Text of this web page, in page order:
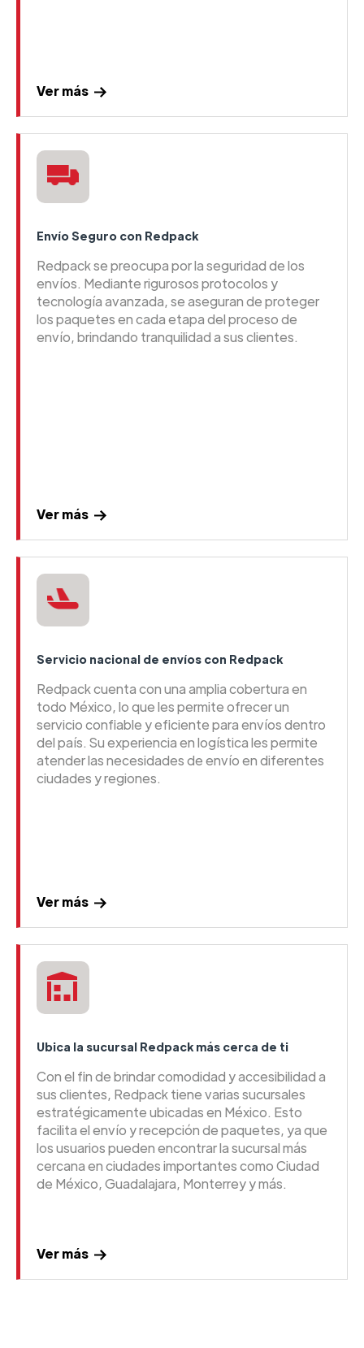
Ver más
Envío Seguro con Redpack
Redpack se preocupa por la seguridad de los
envíos. Mediante rigurosos protocolos y
tecnología avanzada, se aseguran de proteger
los paquetes en cada etapa del proceso de
envío, brindando tranquilidad a sus clientes.
Ver más
Servicio nacional de envíos con Redpack
Redpack cuenta con una amplia cobertura en
todo México, lo que les permite ofrecer un
servicio confiable y eficiente para envíos dentro
del país. Su experiencia en logística les permite
atender las necesidades de envío en diferentes
ciudades y regiones.
Ver más
Ubica la sucursal Redpack más cerca de ti
Con el fin de brindar comodidad y accesibilidad a
sus clientes, Redpack tiene varias sucursales
estratégicamente ubicadas en México. Esto
facilita el envío y recepción de paquetes, ya que
los usuarios pueden encontrar la sucursal más
cercana en ciudades importantes como Ciudad
de México, Guadalajara, Monterrey y más.
Ver más